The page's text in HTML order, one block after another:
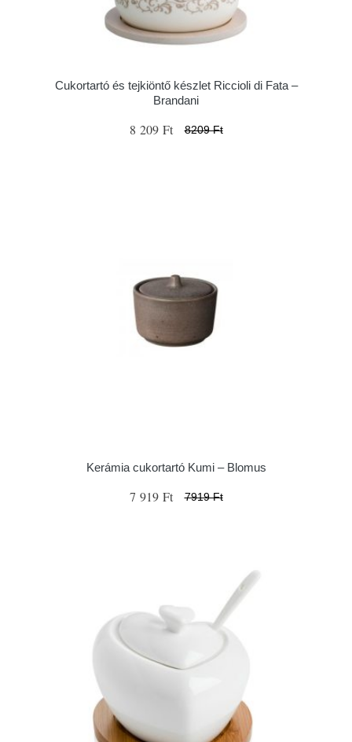
Cukortartó és tejkiöntő készlet Riccioli di Fata –
Brandani
8 209 Ft 8209 Ft
Kerámia cukortartó Kumi – Blomus
7 919 Ft 7919 Ft